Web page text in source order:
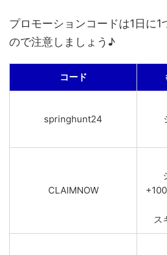
プロモーションコードは1日に1
ので注意しましょう♪
コード
springhunt24
CLAIMNOW
ス